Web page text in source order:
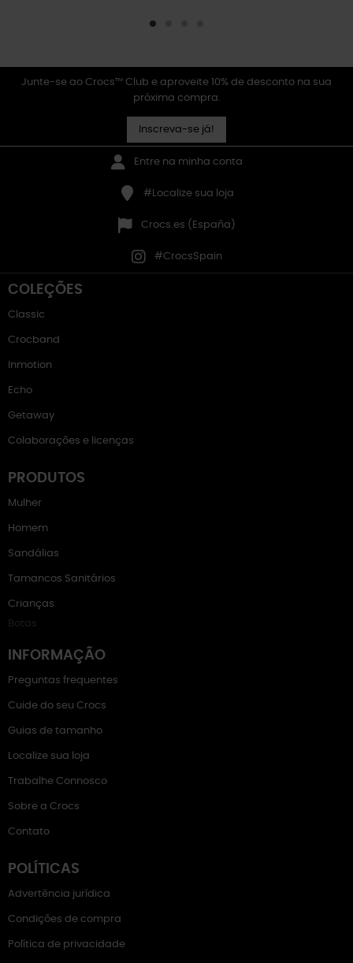
Junte-se ao Crocs™ Club e aproveite 10% de desconto na sua
próxima compra.
Inscreva-se já!
Entre na minha conta
#Localize sua loja
Crocs.es (España)
#CrocsSpain
COLEÇÕES
Classic
Crocband
Inmotion
Echo
Getaway
Colaborações e licenças
PRODUTOS
Mulher
Homem
Sandálias
Tamancos Sanitários
Crianças
Botas
INFORMAÇÃO
Preguntas frequentes
Cuide do seu Crocs
Guias de tamanho
Localize sua loja
Trabalhe Connosco
Sobre a Crocs
Contato
POLÍTICAS
Advertência jurídica
Condições de compra
Política de privacidade